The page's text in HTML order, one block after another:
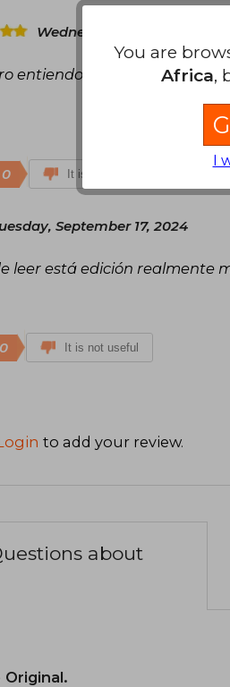
Wednesday, July 31, 2024
entiendo que tiene ciertos
0 It is not useful
September 17, 2024
leer está edición realmente
0 It is not useful
to add your review.
about
You are
Africa,
I